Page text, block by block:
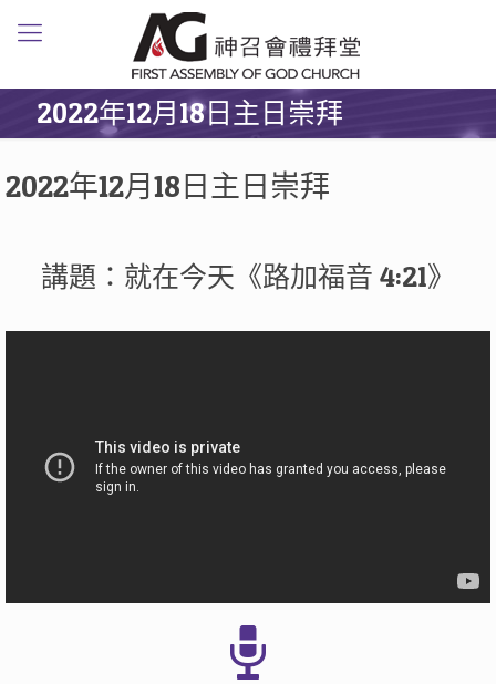
2022年12月18日主日崇拜
2022年12月18日主日崇拜
講題：就在今天《路加福音 4:21》